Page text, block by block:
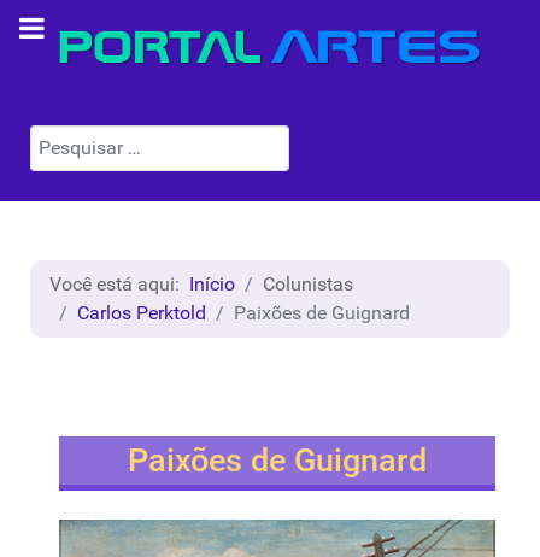
Pesquisar
Você está aqui: Início
Colunistas
Carlos Perktold
Paixões de Guignard
Paixões de Guignard